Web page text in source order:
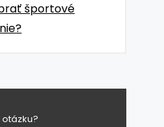
športové